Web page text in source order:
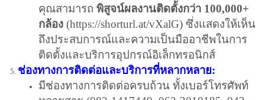
คุณสามารถ พิสูจน์ผลงานติดตั้งกว่า 100,000+
กล้อง (https://shorturl.at/vXalG) ซึ่งแสดงให้เห็น
ถึงประสบการณ์และความเป็นมืออาชีพในการ
ติดตั้งและบริการอุปกรณ์อิเล็กทรอนิกส์
ช่องทางการติดต่อและบริการที่หลากหลาย:
มีช่องทางการติดต่อครบถ้วน ทั้งเบอร์โทรศัพท์